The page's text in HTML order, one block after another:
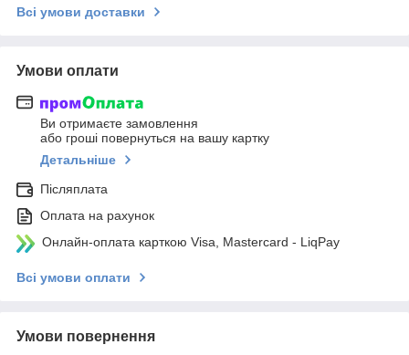
Всі умови доставки
Умови оплати
Ви отримаєте замовлення
або гроші повернуться на вашу картку
Детальніше
Післяплата
Оплата на рахунок
Онлайн-оплата карткою Visa, Mastercard - LiqPay
Всі умови оплати
Умови повернення